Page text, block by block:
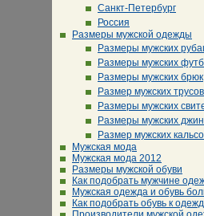
Санкт-Петербург
Россия
Размеры мужской одежды
Размеры мужских
Размеры мужских
Размеры мужских брюк
Размер мужских трусов
Размеры мужских
Размеры мужских
Размер мужских
Мужская мода
Мужская мода 2012
Размеры мужской обуви
Как подобрать мужчине
Мужская одежда и обувь
Как подобрать обувь к